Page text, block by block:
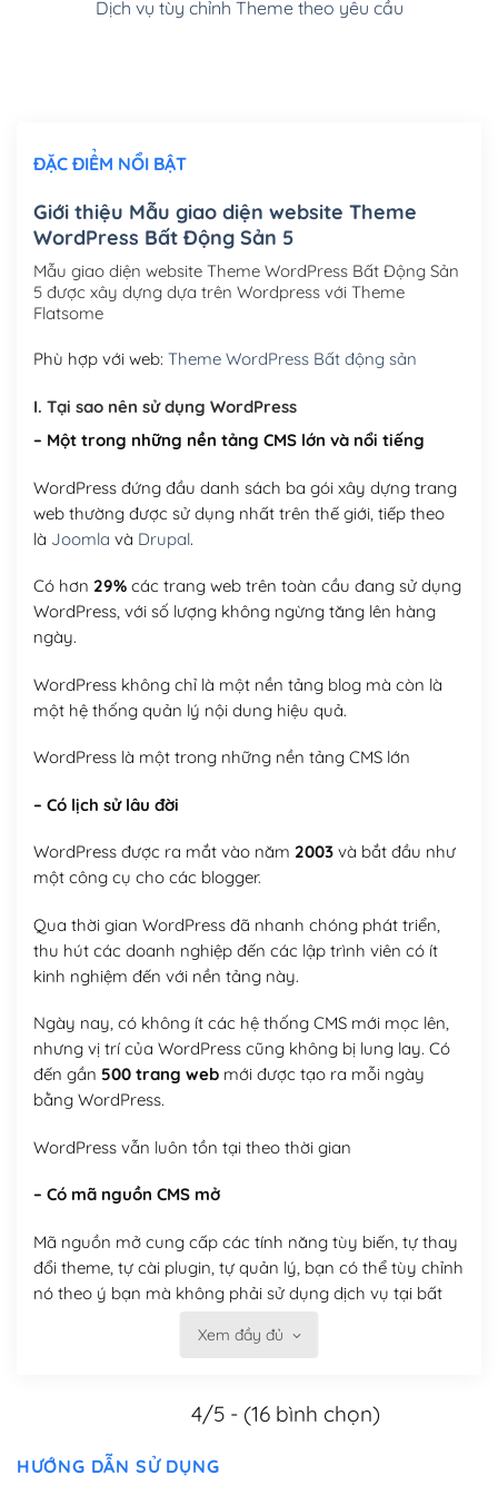
Cài đặt SMTP Mail cho site Wordpress(+100,000₫)
Mua thêm Host + Tên miền
Tên miền quốc tế .com .net .org (1 năm)
Tên miền Việt Nam .vn (1 năm)
Hosting 2GB SSD (1 năm)(+450,000₫)
Hosting 8GB SSD (1 năm) (+950,000₫)
Dịch vụ tùy chỉnh Theme theo yêu cầu
ĐẶC ĐIỂM NỔI BẬT
Giới thiệu Mẫu giao diện website Theme
WordPress Bất Động Sản 5
Mẫu giao diện website Theme WordPress Bất Động Sản
5 được xây dựng dựa trên Wordpress với Theme
Flatsome
Phù hợp với web: Theme WordPress Bất động sản
I. Tại sao nên sử dụng WordPress
– Một trong những nền tảng CMS lớn và nổi tiếng
WordPress đứng đầu danh sách ba gói xây dựng trang
web thường được sử dụng nhất trên thế giới, tiếp theo
là Joomla và Drupal.
Có hơn 29%các trang web trên toàn cầu đang sử dụng
WordPress, với số lượng không ngừng tăng lên hàng
ngày.
WordPress không chỉ là một nền tảng blog mà còn là
một hệ thống quản lý nội dung hiệu quả.
WordPress là một trong những nền tảng CMS lớn
– Có lịch sử lâu đời
WordPress được ra mắt vào năm 2003và bắt đầu như
một công cụ cho các blogger.
Qua thời gian WordPress đã nhanh chóng phát triển,
thu hút các doanh nghiệp đến các lập trình viên có ít
kinh nghiệm đến với nền tảng này.
Ngày nay, có không ít các hệ thống CMS mới mọc lên,
nhưng vị trí của WordPress cũng không bị lung lay. Có
đến gần 500 trang webmới được tạo ra mỗi ngày
bằng WordPress.
WordPress vẫn luôn tồn tại theo thời gian
– Có mã nguồn CMS mở
Mã nguồn mở cung cấp các tính năng tùy biến, tự thay
đổi theme, tự cài plugin, tự quản lý, bạn có thể tùy chỉnh
nó theo ý bạn mà không phải sử dụng dịch vụ tại bất
Xem đầy đủ
4/5 - (16 bình chọn)
HƯỚNG DẪN SỬ DỤNG